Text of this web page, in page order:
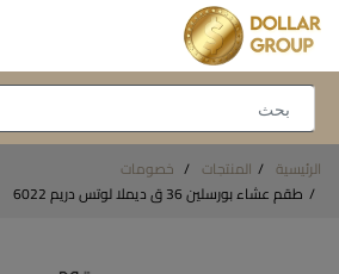
الرئيسية المنتجات
خصومات
طقم عشاء بورسلين 36 ق ديملا لوتس دريم 6022